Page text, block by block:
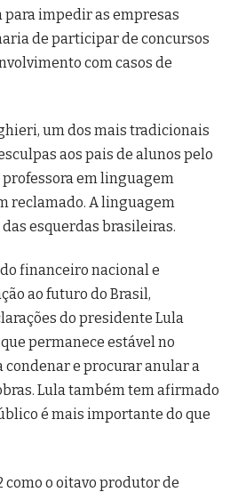
para impedir as empresas
de participar de concursos
com casos de
um dos mais tradicionais
aos pais de alunos pelo
em linguagem
reclamado. A linguagem
esquerdas brasileiras.
financeiro nacional e
ao futuro do Brasil,
do presidente Lula
permanece estável no
condenar e procurar anular a
Lula também tem afirmado
é mais importante do que
como o oitavo produtor de